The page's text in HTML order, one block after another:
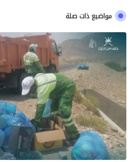
مواضيع ذات صلة